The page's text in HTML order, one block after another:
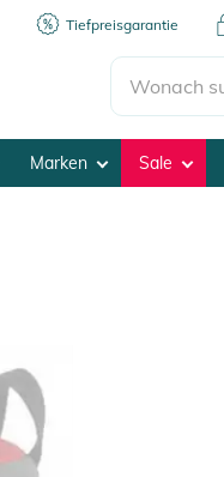
Tiefpreisgarantie
Marken Sale